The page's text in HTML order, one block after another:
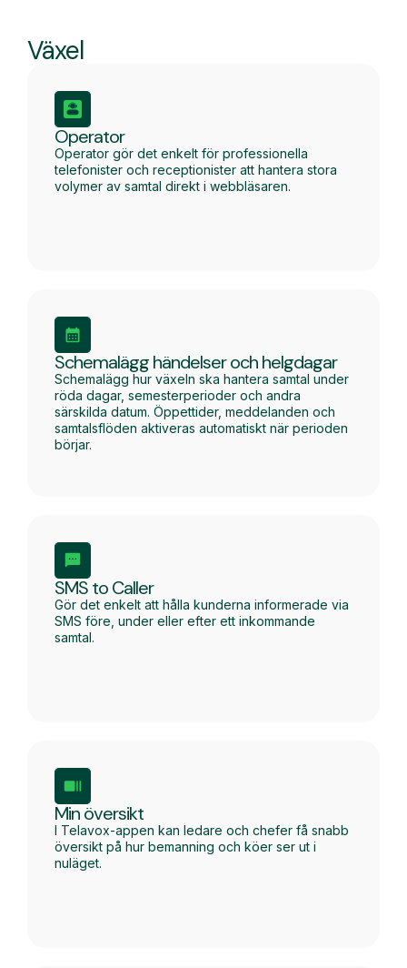
Växel
Operator
Operator gör det enkelt för professionella
telefonister och receptionister att hantera stora
volymer av samtal direkt i webbläsaren.
Schemalägg händelser och helgdagar
Schemalägg hur växeln ska hantera samtal under
röda dagar, semesterperioder och andra
särskilda datum. Öppettider, meddelanden och
samtalsflöden aktiveras automatiskt när perioden
börjar.
SMS to Caller
Gör det enkelt att hålla kunderna informerade via
SMS före, under eller efter ett inkommande
samtal.
Min översikt
I Telavox-appen kan ledare och chefer få snabb
översikt på hur bemanning och köer ser ut i
nuläget.